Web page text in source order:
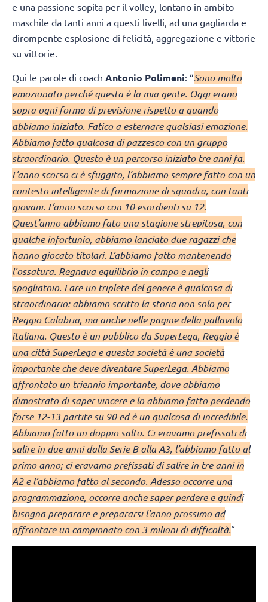
e una passione sopita per il volley, lontano in ambito
maschile da tanti anni a questi livelli, ad una gagliarda e
dirompente esplosione di felicità, aggregazione e vittorie
su vittorie.
Qui le parole di coach Antonio Polimeni: “Sono molto
emozionato perché questa è la mia gente. Oggi erano
sopra ogni forma di previsione rispetto a quando
abbiamo iniziato. Fatico a esternare qualsiasi emozione.
Abbiamo fatto qualcosa di pazzesco con un gruppo
straordinario. Questo è un percorso iniziato tre anni fa.
L’anno scorso ci è sfuggito, l’abbiamo sempre fatto con un
contesto intelligente di formazione di squadra, con tanti
giovani. L’anno scorso con 10 esordienti su 12.
Quest’anno abbiamo fato una stagione strepitosa, con
qualche infortunio, abbiamo lanciato due ragazzi che
hanno giocato titolari. L’abbiamo fatto mantenendo
l’ossatura. Regnava equilibrio in campo e negli
spogliatoio. Fare un triplete del genere è qualcosa di
straordinario: abbiamo scritto la storia non solo per
Reggio Calabria, ma anche nelle pagine della pallavolo
italiana. Questo è un pubblico da SuperLega, Reggio è
una città SuperLega e questa società è una società
importante che deve diventare SuperLega. Abbiamo
affrontato un triennio importante, dove abbiamo
dimostrato di saper vincere e lo abbiamo fatto perdendo
forse 12-13 partite su 90 ed è un qualcosa di incredibile.
Abbiamo fatto un doppio salto. Ci eravamo prefissati di
salire in due anni dalla Serie B alla A3, l’abbiamo fatto al
primo anno; ci eravamo prefissati di salire in tre anni in
A2 e l’abbiamo fatto al secondo. Adesso occorre una
programmazione, occorre anche saper perdere e quindi
bisogna preparare e prepararsi l’anno prossimo ad
affrontare un campionato con 3 milioni di difficoltà.“